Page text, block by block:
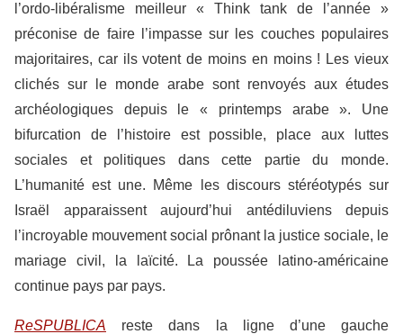
l’ordo-libéralisme meilleur « Think tank de l’année »
préconise de faire l’impasse sur les couches populaires
majoritaires, car ils votent de moins en moins ! Les vieux
clichés sur le monde arabe sont renvoyés aux études
archéologiques depuis le « printemps arabe ». Une
bifurcation de l’histoire est possible, place aux luttes
sociales et politiques dans cette partie du monde.
L’humanité est une. Même les discours stéréotypés sur
Israël apparaissent aujourd’hui antédiluviens depuis
l’incroyable mouvement social prônant la justice sociale, le
mariage civil, la laïcité. La poussée latino-américaine
continue pays par pays.
ReSPUBLICA reste dans la ligne d’une gauche